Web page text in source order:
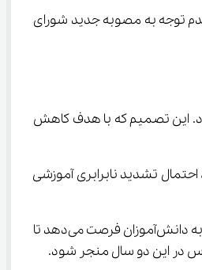
توجه به مصوبه جدید شورای
انقلاب فرهنگی درباره تاثیر قطعی ۶۰ درصدی معدل پایه‌های ۱۱ و ۱۲ در کنکور، تغییری بنیادین در نظام سنجش کشور محسوب می‌شود. این تصمیم که با هدف کاهش
مختلف کشور، احتمال تشدید نابرابری آموزشی
حذف پایه دهم از سوابق تحصیلی موثر در کنکور، تصمیمی است که می‌تواند به کاهش فشار بر دانش‌آموزان تازه‌وارد به دوره متوسطه دوم کمک کند. این رویکرد به دانش‌آموزان فرصت می‌دهد تا